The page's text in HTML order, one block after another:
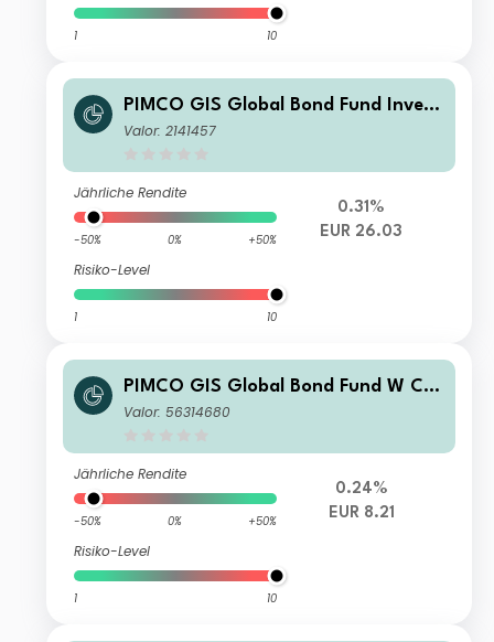
1 10
PIMCO GIS Global Bond Fund Invest
or EUR (Hedged) Accumulation
Valor: 2141457
Jährliche Rendite
-50% 0% +50%
Risiko-Level
1 10
0.31%
EUR 26.03
PIMCO GIS Global Bond Fund W Cla
ss EUR (Hedged) Income
Valor: 56314680
Jährliche Rendite
-50% 0% +50%
Risiko-Level
1 10
0.24%
EUR 8.21